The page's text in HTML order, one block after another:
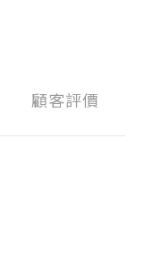
顧客評價